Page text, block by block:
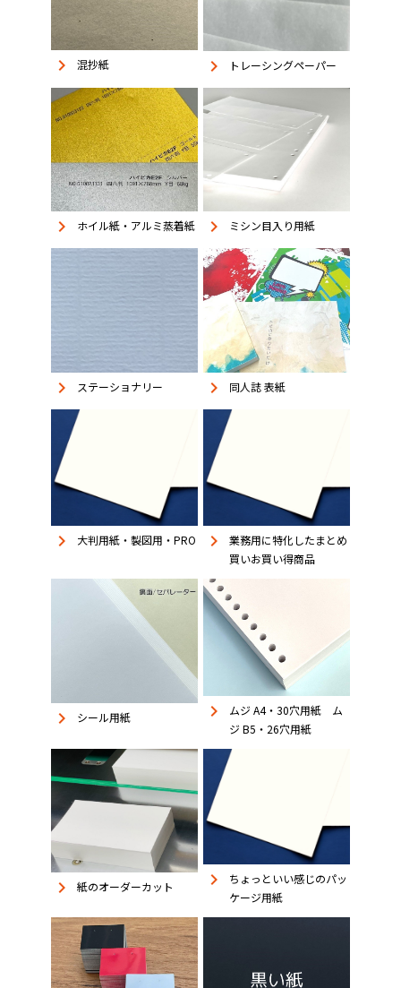
keyboard_arrow_right 混抄紙 keyboard_arrow_right トレーシングペーパー
keyboard_arrow_right ホイル紙・アルミ蒸着紙 keyboard_arrow_right ミシン目入り用紙
keyboard_arrow_right ステーショナリー keyboard_arrow_right 同人誌 表紙
keyboard_arrow_right 大判用紙・製図用・PRO keyboard_arrow_right
業務用に特化したまとめ
買いお買い得商品
keyboard_arrow_right シール用紙 keyboard_arrow_right
ムジ A4・30穴用紙 ム
ジ B5・26穴用紙
keyboard_arrow_right 紙のオーダーカット keyboard_arrow_right
ちょっといい感じのパッ
ケージ用紙